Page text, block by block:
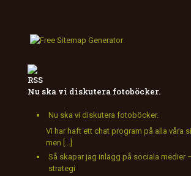
Nu ska vi diskutera fotoböcker.
Nu ska vi diskutera fotoböcker.
Vi har haft ett chat program på alla våra
men […]
Så skapar jag inlägg på sociala medier
strategi